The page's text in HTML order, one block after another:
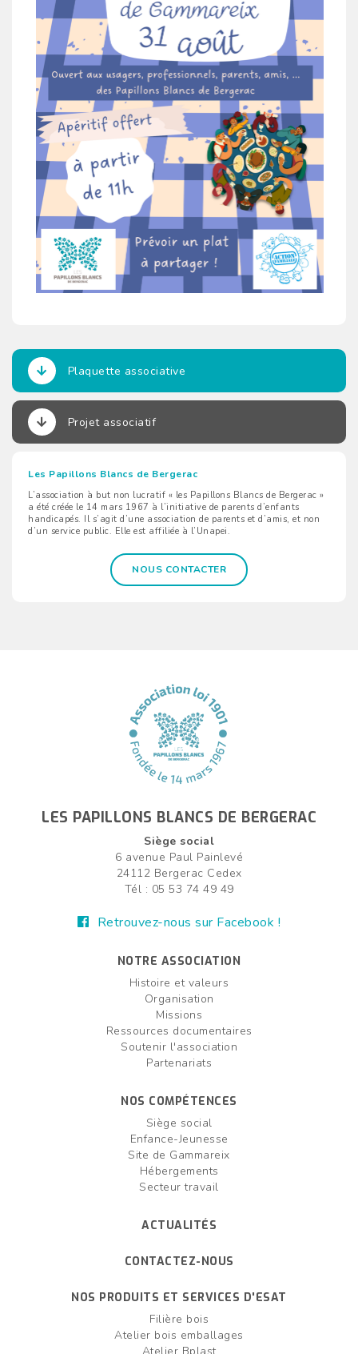
Plaquette associative
Projet associatif
Les Papillons Blancs de Bergerac
L’association à but non lucratif « les Papillons Blancs de Bergerac »
a été créée le 14 mars 1967 à l’initiative de parents d’enfants
handicapés. Il s’agit d’une association de parents et d’amis, et non
d’un service public. Elle est affiliée à l’Unapei.
NOUS CONTACTER
LES PAPILLONS BLANCS DE BERGERAC
Siège social
6 avenue Paul Painlevé
24112 Bergerac Cedex
Tél : 05 53 74 49 49
Retrouvez-nous sur Facebook !
NOTRE ASSOCIATION
Histoire et valeurs
Organisation
Missions
Ressources documentaires
Soutenir l'association
Partenariats
NOS COMPÉTENCES
Siège social
Enfance-Jeunesse
Site de Gammareix
Hébergements
Secteur travail
ACTUALITÉS
CONTACTEZ-NOUS
NOS PRODUITS ET SERVICES D'ESAT
Filière bois
Atelier bois emballages